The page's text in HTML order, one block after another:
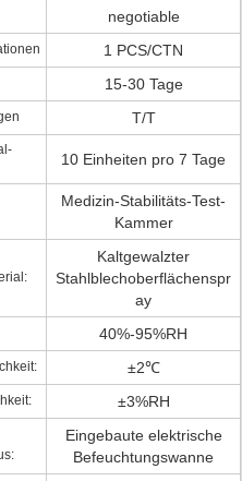
negotiable
1 PCS/CTN
15-30 Tage
T/T
10 Einheiten pro 7 Tage
Medizin-Stabilitäts-Test-
Kammer
Kaltgewalzter
Stahlblechoberflächenspr
ay
40%-95%RH
±2℃
±3%RH
Eingebaute elektrische
Befeuchtungswanne